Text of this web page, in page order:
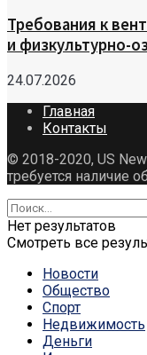
Требования к
и физкультурно-
24.07.2026
Главная
Контакты
© 2018-2020, US
требуется наличие
Нет результатов
Смотреть все
Новости
Общество
Спорт
Недвижимость
Деньги